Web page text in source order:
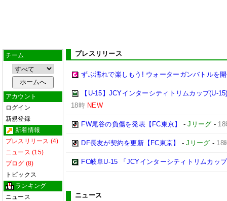
チーム
アカウント
ログイン
新規登録
新着情報
プレスリリース (4)
ニュース (15)
ブログ (8)
トピックス
ランキング
ニュース
プレスリリース
ずぶ濡れで楽しもう! ウォーターガンバトルを
【U-15】JCYインターシティトリムカップ(U-
18時 NEW
FW尾谷の負傷を発表【FC東京】 -Jリーグ - 18
DF長友が契約を更新【FC東京】 -Jリーグ - 18
FC岐阜U-15 「JCYインターシティトリムカッ
ニュース